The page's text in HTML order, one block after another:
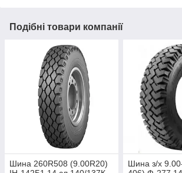
Подібні товари компанії
Шина 260R508 (9.00R20)
Шина з/х